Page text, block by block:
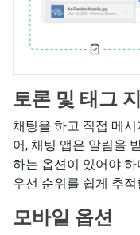
토론 및 태그
채팅을 하고 직접 메
어, 채팅 앱은 알림을
하는 옵션이 있어야
우선 순위를 쉽게 추
모바일 옵션